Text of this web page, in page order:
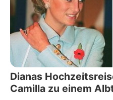
Dianas
Camilla zu einem